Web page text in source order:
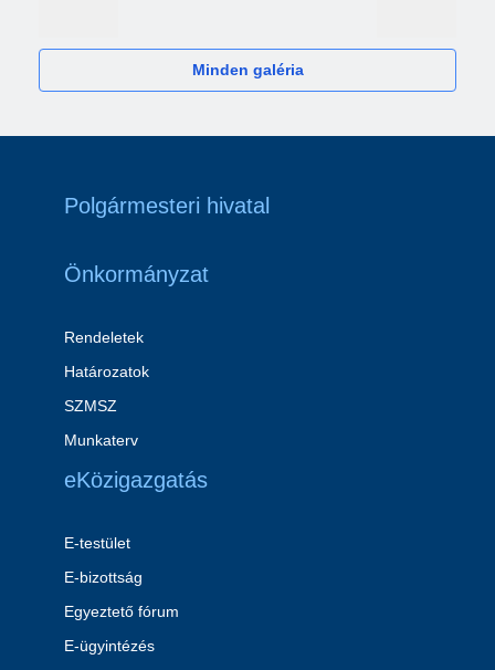
Minden galéria
Polgármesteri hivatal
Önkormányzat
Rendeletek
Határozatok
SZMSZ
Munkaterv
eKözigazgatás
E-testület
E-bizottság
Egyeztető fórum
E-ügyintézés